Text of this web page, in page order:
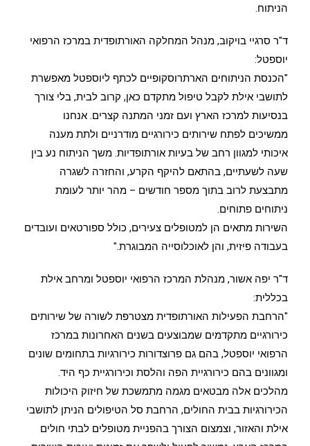
הניתוח.
ד"ר סרגיי בויקוב, מנהל המחלקה האורתופדית במרכז הרפואי
יוספטל:
"הכנסת הניתוחים הארתרוסקופיים לכתף ליוספטל מאפשרת
לתושבי אילת לקבל טיפול מתקדם כאן, קרוב לבית, בלי צורך
בנסיעות למרכז הארץ ועם זמני המתנה קצרים. אנחנו
ממשיכים לפתח שירותים כירורגיים מודרניים ולתת מענה
איכותי למגוון רחב של בעיות אורתופדיות. משך הניתוח נע בין
שעה לשעתיים, בהתאם להיקף הקרע, והחזרה לשגרה
מתבצעת לרוב בתוך מספר חודשים – מהר יותר לעומת
ניתוחים פתוחים.
השירות מתאים הן למטופלים צעירים, כולל ספורטאים ועובדים
בעבודה פיזית, והן לאוכלוסייה המבוגרת."
ד"ר יפה אשור, מנהלת המרכז הרפואי יוספטל ומרחב אילת
בכללית:
"הרחבת הפעילות האורתופדית מצטרפת לשורה של שירותים
כירורגיים מתקדמים שמבוצעים בשנים האחרונות במרכז
הרפואי יוספטל, בהם גם פרוצדורות כירורגיות בתחומים שונים
ומגוונים בהם כירורגיית הפה והלסת וכירורגיית כף היד.
מהלכים אלה מבטאים מגמה מתמשכת של חיזוק היכולות
הכירורגיות בבית החולים, הרחבת סל הטיפולים הניתן לתושבי
אילת והאזור, וצמצום הצורך בהפניית מטופלים לבתי חולים